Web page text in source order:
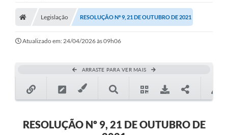
Legislação RESOLUÇÃO Nº 9, 21 DE OUTUBRO DE 2021
Atualizado em: 24/04/2026 às 09h06
ARRASTE PARA VER MAIS
RESOLUÇÃO Nº 9, 21 DE OUTUBRO DE